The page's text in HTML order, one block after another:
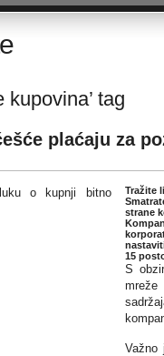
kupovina’ tag
plaćaju za
Tražite
strane
15
S
Važno